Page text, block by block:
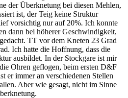
der Überknetung bei diesen Mehlen,
ist, der Teig keine Struktur
vorsichtig nur auf 20%. Ich konnte
dann bei höherer Geschwindigkeit,
TT vor dem Kneten 23 Grad
Ich hatte die Hoffnung, dass die
ausbildet. In der Stockgare ist mir
Ohren geflogen, beim ersten D&F
er immer an verschiedenen Stellen
Aber wie gesagt, nicht im Sinne